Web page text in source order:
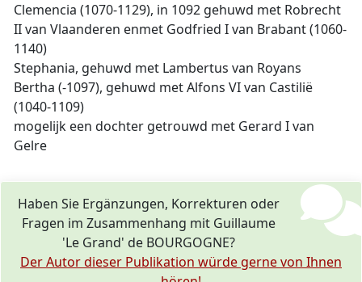
Clemencia (1070-1129), in 1092 gehuwd met Robrecht
II van Vlaanderen enmet Godfried I van Brabant (1060-
1140)
Stephania, gehuwd met Lambertus van Royans
Bertha (-1097), gehuwd met Alfons VI van Castilië
(1040-1109)
mogelijk een dochter getrouwd met Gerard I van
Gelre
Haben Sie Ergänzungen, Korrekturen oder
Fragen im Zusammenhang mit Guillaume
'Le Grand' de BOURGOGNE?
Der Autor dieser Publikation würde gerne von Ihnen